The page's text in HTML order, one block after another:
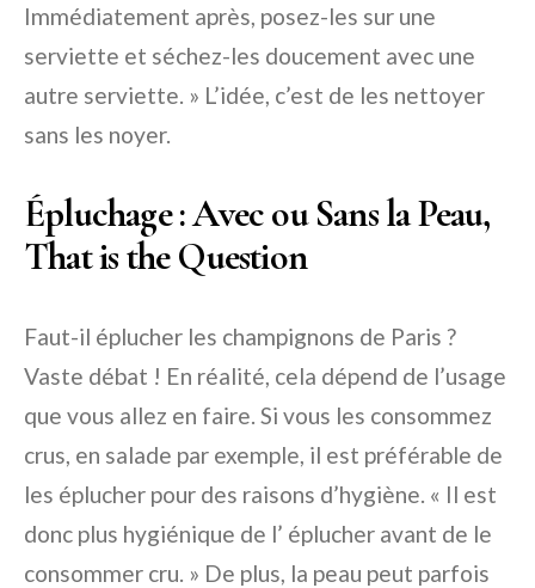
Immédiatement après, posez-les sur une
serviette et séchez-les doucement avec une
autre serviette. » L’idée, c’est de les nettoyer
sans les noyer.
Épluchage : Avec ou Sans la Peau,
That is the Question
Faut-il éplucher les champignons de Paris ?
Vaste débat ! En réalité, cela dépend de l’usage
que vous allez en faire. Si vous les consommez
crus, en salade par exemple, il est préférable de
les éplucher pour des raisons d’hygiène. « Il est
donc plus hygiénique de l’ éplucher avant de le
consommer cru. » De plus, la peau peut parfois